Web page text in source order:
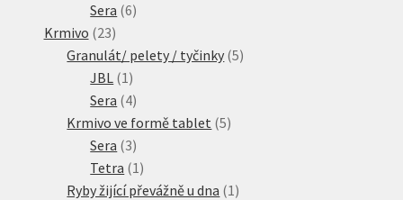
Sera 66
Krmivo 2323
produktů
Granulát/ pelety / tyčinky 55
JBL 1 1
produkt
Sera 44
produkty
Krmivo ve formě tablet 55
Sera 33
produkty
Tetra 1 1
produkt
Ryby žijící převážně u dna 1 1